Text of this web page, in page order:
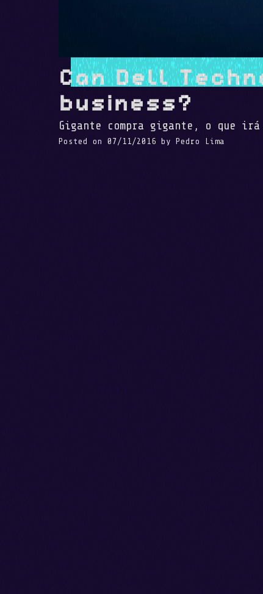
Can Dell
business?
Gigante compra gigante, o que irá
Posted on 07/11/2016 by Pedro Lima